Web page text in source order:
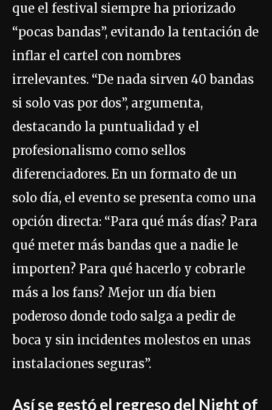
que el festival siempre ha priorizado
“pocas bandas”, evitando la tentación de
inflar el cartel con nombres
irrelevantes. “De nada sirven 40 bandas
si solo vas por dos”, argumenta,
destacando la puntualidad y el
profesionalismo como sellos
diferenciadores. En un formato de un
solo día, el evento se presenta como una
opción directa: “Para qué más días? Para
qué meter más bandas que a nadie le
importen? Para qué hacerlo y cobrarle
más a los fans? Mejor un día bien
poderoso donde todo salga a pedir de
boca y sin incidentes molestos en unas
instalaciones seguras”.
Así se gestó el regreso del Night of